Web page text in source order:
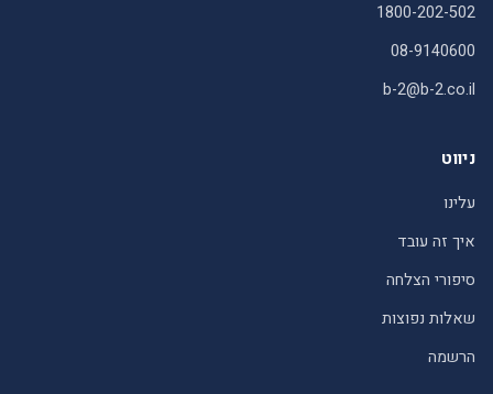
1800-202-502
08-9140600
b-2@b-2.co.il
ניווט
עלינו
איך זה עובד
סיפורי הצלחה
שאלות נפוצות
הרשמה